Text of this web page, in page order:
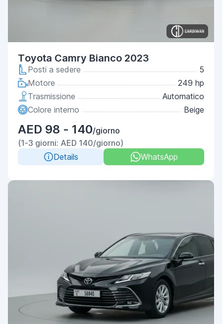
Toyota Camry Bianco 2023
Posti a sedere
5
Motore
249 hp
Trasmissione
Automatico
Colore interno
Beige
AED 98 - 140/giorno
(1-3 giorni: AED 140/giorno)
Details
WhatsApp